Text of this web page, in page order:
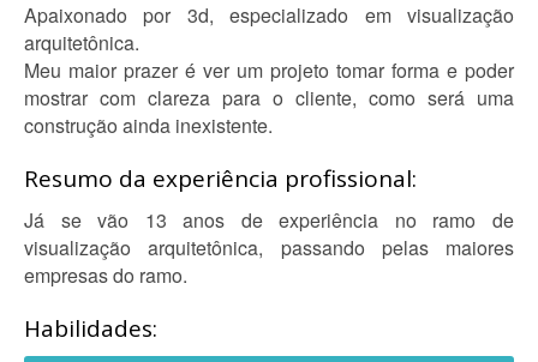
Apaixonado por 3d, especializado em visualização
arquitetônica.
Meu maior prazer é ver um projeto tomar forma e poder
mostrar com clareza para o cliente, como será uma
construção ainda inexistente.
Resumo da experiência profissional:
Já se vão 13 anos de experiência no ramo de
visualização arquitetônica, passando pelas maiores
empresas do ramo.
Habilidades: